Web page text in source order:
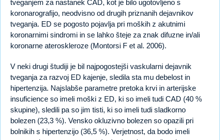
tveganjem za nastanek CAD, kot je bilo ugotovljeno s
koronarografijo, neodvisno od drugih priznanih dejavnikov
tveganja. ED se pogosto pojavlja pri moških z akutnimi
koronarnimi sindromi in se lahko šteje za znak difuzne in/ali
koronarne ateroskleroze (Montorsi F et al. 2006).
V neki drugi študiji je bil najpogostejši vaskularni dejavnik
tveganja za razvoj ED kajenje, sledila sta mu debelost in
hipertenzija. Najslabše parametre pretoka krvi in arterijske
insuficience so imeli moški z ED, ki so imeli tudi CAD (40 %
skupine), sledili pa so jim tisti, ki so imeli tudi sladkorno
bolezen (23,3 %). Vensko okluzivno bolezen so opazili pri
bolnikih s hipertenzijo (36,5 %). Verjetnost, da bodo imeli